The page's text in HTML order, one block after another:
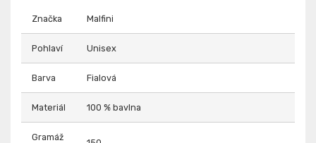
Značka Malfini
Pohlaví Unisex
Barva Fialová
Materiál 100 % bavlna
Gramáž